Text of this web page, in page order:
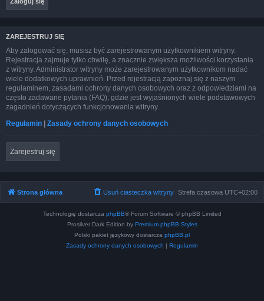
ZAREJESTRUJ SIĘ
Aby zalogować się, musisz być zarejestrowanym użytkownikiem witryny.
Rejestracja zajmuje tylko chwilę, a znacznie zwiększa możliwości korzystania
z witryny. Administrator witryny może zarejestrowanym użytkownikom nadać
wiele dodatkowych uprawnień. Przed rejestracją zapoznaj się z naszym
regulaminem, zasadami ochrony danych osobowych oraz z odpowiedziami na
często zadawane pytania (FAQ), gdzie jest wyjaśnionych wiele podstawowych
zagadnień dotyczących funkcjonowania witryny.
Regulamin | Zasady ochrony danych osobowych
Zarejestruj się
Strona główna Strefa czasowa UTC+02:00
Usuń ciasteczka witryny
Technologię dostarcza phpBB® Forum Software © phpBB Limited
Prosilver Dark Edition by Premium phpBB Styles
Polski pakiet językowy dostarcza phpBB.pl
Zasady ochrony danych osobowych | Regulamin